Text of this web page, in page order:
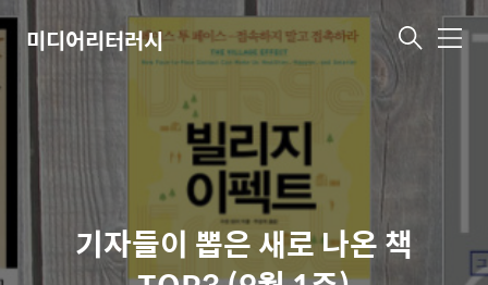
미디어리터러시 메
기자들이 뽑은 새로 나온 책